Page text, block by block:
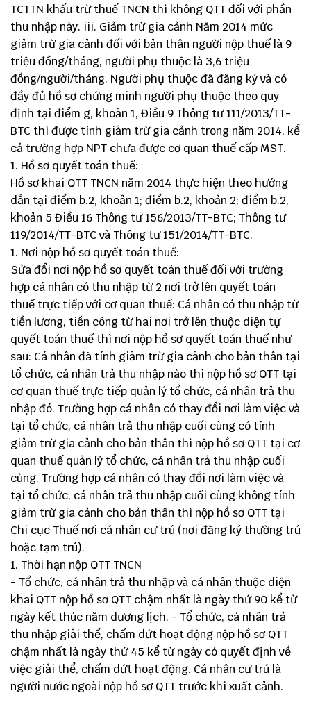
TCTTN khấu trừ thuế TNCN thì không QTT đối với phần
thu nhập này. iii. Giảm trừ gia cảnh Năm 2014 mức
giảm trừ gia cảnh đối với bản thân người nộp thuế là 9
triệu đồng/tháng, người phụ thuộc là 3,6 triệu
đồng/người/tháng. Người phụ thuộc đã đăng ký và có
đầy đủ hồ sơ chứng minh người phụ thuộc theo quy
định tại điểm g, khoản 1, Điều 9 Thông tư 111/2013/TT-
BTC thì được tính giảm trừ gia cảnh trong năm 2014, kể
cả trường hợp NPT chưa được cơ quan thuế cấp MST.
Hồ sơ quyết toán thuế:
Hồ sơ khai QTT TNCN năm 2014 thực hiện theo hướng
dẫn tại điểm b.2, khoản 1; điểm b.2, khoản 2; điểm b.2,
khoản 5 Điều 16 Thông tư 156/2013/TT-BTC; Thông tư
119/2014/TT-BTC và Thông tư 151/2014/TT-BTC.
Nơi nộp hồ sơ quyết toán thuế:
Sửa đổi nơi nộp hồ sơ quyết toán thuế đối với trường
hợp cá nhân có thu nhập từ 2 nơi trở lên quyết toán
thuế trực tiếp với cơ quan thuế: Cá nhân có thu nhập từ
tiền lương, tiền công từ hai nơi trở lên thuộc diện tự
quyết toán thuế thì nơi nộp hồ sơ quyết toán thuế như
sau: Cá nhân đã tính giảm trừ gia cảnh cho bản thân tại
tổ chức, cá nhân trả thu nhập nào thì nộp hồ sơ QTT tại
cơ quan thuế trực tiếp quản lý tổ chức, cá nhân trả thu
nhập đó. Trường hợp cá nhân có thay đổi nơi làm việc và
tại tổ chức, cá nhân trả thu nhập cuối cùng có tính
giảm trừ gia cảnh cho bản thân thì nộp hồ sơ QTT tại cơ
quan thuế quản lý tổ chức, cá nhân trả thu nhập cuối
cùng. Trường hợp cá nhân có thay đổi nơi làm việc và
tại tổ chức, cá nhân trả thu nhập cuối cùng không tính
giảm trừ gia cảnh cho bản thân thì nộp hồ sơ QTT tại
Chi cục Thuế nơi cá nhân cư trú (nơi đăng ký thường trú
hoặc tạm trú).
Thời hạn nộp QTT TNCN
- Tổ chức, cá nhân trả thu nhập và cá nhân thuộc diện
khai QTT nộp hồ sơ QTT chậm nhất là ngày thứ 90 kể từ
ngày kết thúc năm dương lịch. - Tổ chức, cá nhân trả
thu nhập giải thể, chấm dứt hoạt động nộp hồ sơ QTT
chậm nhất là ngày thứ 45 kể từ ngày có quyết định về
việc giải thể, chấm dứt hoạt động. Cá nhân cư trú là
người nước ngoài nộp hồ sơ QTT trước khi xuất cảnh.